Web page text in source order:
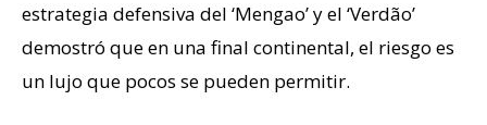
estrategia defensiva del ‘Mengao’ y el ‘Verdão’
demostró que en una final continental, el riesgo es
un lujo que pocos se pueden permitir.